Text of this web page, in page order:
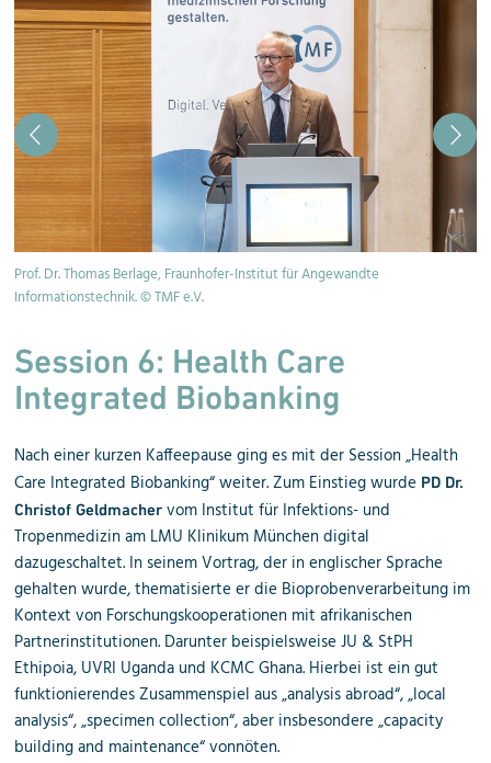
Prof. Dr. Thomas Berlage, Fraunhofer-Institut für Angewandte
Informationstechnik. © TMF e.V.
Session 6: Health Care
Integrated Biobanking
Nach einer kurzen Kaffeepause ging es mit der Session „Health
Care Integrated Biobanking“ weiter. Zum Einstieg wurde PD Dr.
Christof Geldmacher vom Institut für Infektions- und
Tropenmedizin am LMU Klinikum München digital
dazugeschaltet. In seinem Vortrag, der in englischer Sprache
gehalten wurde, thematisierte er die Bioprobenverarbeitung im
Kontext von Forschungskooperationen mit afrikanischen
Partnerinstitutionen. Darunter beispielsweise JU & StPH
Ethipoia, UVRI Uganda und KCMC Ghana. Hierbei ist ein gut
funktionierendes Zusammenspiel aus „analysis abroad“, „local
analysis“, „specimen collection“, aber insbesondere „capacity
building and maintenance“ vonnöten.